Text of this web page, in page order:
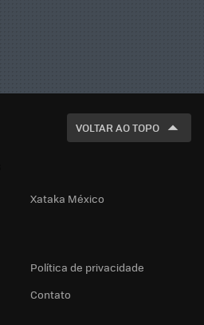
VOLTAR AO TOPO
Xataka México
Política de privacidade
Contato